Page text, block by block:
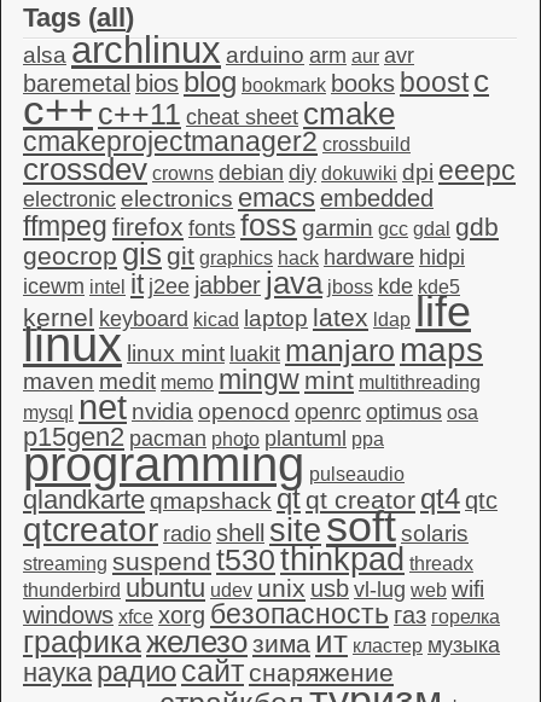
Tags (all)
alsaarchlinux arduino arm aur avr
baremetal bios blog bookmark books boost c
c++c++11 cheat sheet cmake
cmakeprojectmanager2 crossbuild
crossdev crowns debian diy dokuwiki dpi eeepc
electronic electronics emacsembedded
ffmpeg firefox fonts foss garmin gcc gdal gdb
geocrop gis git graphics hack hardware hidpi
icewm intel it j2ee jabber java jboss kde kde5
kernel keyboard kicad laptop latex ldap life
linux linux mint luakit manjaro maps
maven medit memo mingw mint multithreading
mysql
net nvidiaopenocd openrc optimus osa
p15gen2 pacman photo plantuml ppa
programming pulseaudio
qlandkarteqmapshack qt qt creator qt4qtc
qtcreator radio shell sitesoftsolaris
streaming suspend t530thinkpad threadx
thunderbird ubuntu udev unix usb vl-lug web wifi
windows xfce xorg безопасность газ горелка
графикажелезозима ит кластер музыка
наука радиосайт снаряжение